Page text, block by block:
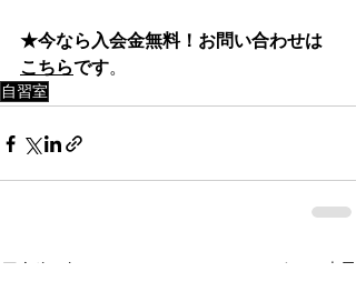
★今なら入会金無料！お問い合わせは
こちらです。
自習室
すべて表示